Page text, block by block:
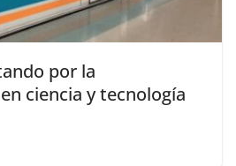
por la
ciencia y tecnología